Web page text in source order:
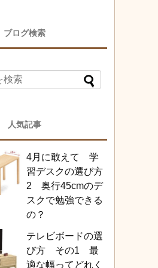
ブログ検索
人気記事
4月に敢えて 学
習デスクの選び方
2 奥行45cmのデ
スクで勉強できる
の？
テレビボードの選
び方 その1 最
適な幅ってどれく